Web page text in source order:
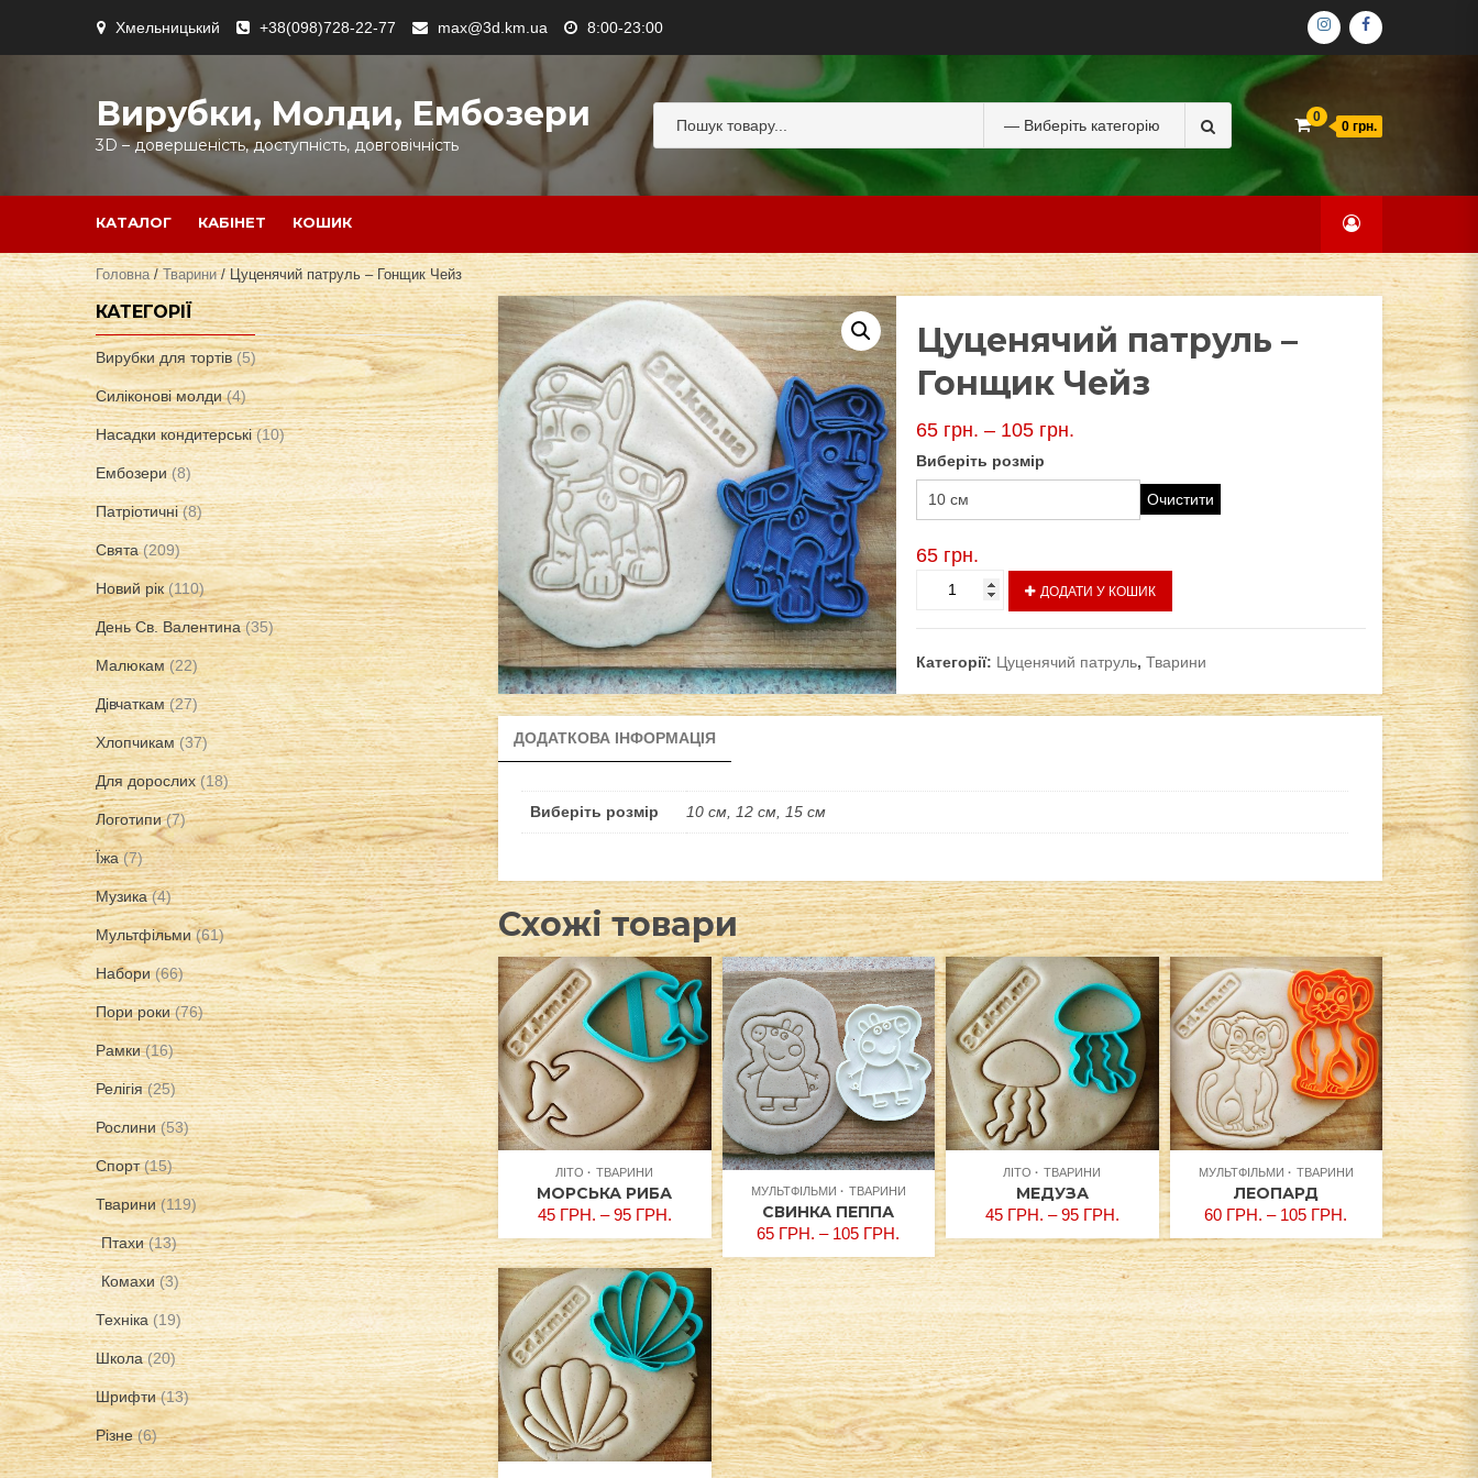
content
Хмельницький +38(098)728-22-77 max@3d.km.ua 8:00-23:00 ІНСТАГРАМ
ФЕЙСБУК
Вирубки, Молди, Ембозери
3D – довершеність, доступність, довговічність
for:
0
0 грн.
КАТАЛОГ КАБІНЕТ КОШИК
Головна/Тварини/ Цуценячий патруль – Гонщик Чейз
Цуценячий патруль –
Гонщик Чейз
65 грн. – 105 грн.
Виберіть розмір
Очистити
65 грн.
Цуценячий
-
Чейз
кількість
ДОДАТИ У КОШИК
Категорії: Цуценячий патруль, Тварини
ДОДАТКОВА ІНФОРМАЦІЯ
Виберіть розмір 10 см, 12 см, 15 см
Схожі товари
ЛІТО ТВАРИНИ
МОРСЬКА РИБА
45 ГРН. –95 ГРН.
МУЛЬТФІЛЬМИ ТВАРИНИ
СВИНКА ПЕППА
65 ГРН. – 105 ГРН.
ЛІТО ТВАРИНИ
МЕДУЗА
45 ГРН. –95 ГРН.
МУЛЬТФІЛЬМИ ТВАРИНИ
ЛЕОПАРД
60 ГРН. – 105 ГРН.
КАТЕГОРІЇ
Вирубки для тортів (5)
Силіконові молди (4)
Насадки кондитерські (10)
Ембозери (8)
Патріотичні (8)
Свята (209)
Новий рік (110)
День Св. Валентина (35)
Малюкам (22)
Дівчаткам (27)
Хлопчикам (37)
Для дорослих (18)
Логотипи (7)
Їжа (7)
Музика (4)
Мультфільми (61)
Набори (66)
Пори роки (76)
Рамки (16)
Релігія (25)
Рослини (53)
Спорт (15)
Тварини (119)
Птахи (13)
Комахи (3)
Техніка (19)
Школа (20)
Шрифти (13)
Різне (6)